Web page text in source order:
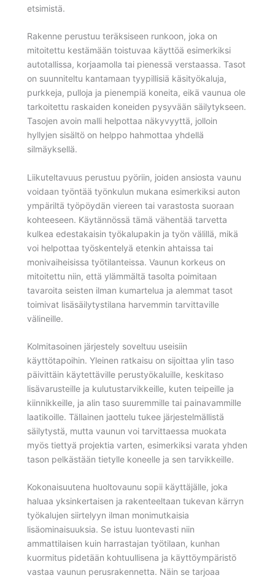
etsimistä.
Rakenne perustuu teräksiseen runkoon, joka on
mitoitettu kestämään toistuvaa käyttöä esimerkiksi
autotallissa, korjaamolla tai pienessä verstaassa. Tasot
on suunniteltu kantamaan tyypillisiä käsityökaluja,
purkkeja, pulloja ja pienempiä koneita, eikä vaunua ole
tarkoitettu raskaiden koneiden pysyvään säilytykseen.
Tasojen avoin malli helpottaa näkyvyyttä, jolloin
hyllyjen sisältö on helppo hahmottaa yhdellä
silmäyksellä.
Liikuteltavuus perustuu pyöriin, joiden ansiosta vaunu
voidaan työntää työnkulun mukana esimerkiksi auton
ympäriltä työpöydän viereen tai varastosta suoraan
kohteeseen. Käytännössä tämä vähentää tarvetta
kulkea edestakaisin työkalupakin ja työn välillä, mikä
voi helpottaa työskentelyä etenkin ahtaissa tai
monivaiheisissa työtilanteissa. Vaunun korkeus on
mitoitettu niin, että ylämmältä tasolta poimitaan
tavaroita seisten ilman kumartelua ja alemmat tasot
toimivat lisäsäilytystilana harvemmin tarvittaville
välineille.
Kolmitasoinen järjestely soveltuu useisiin
käyttötapoihin. Yleinen ratkaisu on sijoittaa ylin taso
päivittäin käytettäville perustyökaluille, keskitaso
lisävarusteille ja kulutustarvikkeille, kuten teipeille ja
kiinnikkeille, ja alin taso suuremmille tai painavammille
laatikoille. Tällainen jaottelu tukee järjestelmällistä
säilytystä, mutta vaunun voi tarvittaessa muokata
myös tiettyä projektia varten, esimerkiksi varata yhden
tason pelkästään tietylle koneelle ja sen tarvikkeille.
Kokonaisuutena huoltovaunu sopii käyttäjälle, joka
haluaa yksinkertaisen ja rakenteeltaan tukevan kärryn
työkalujen siirtelyyn ilman monimutkaisia
lisäominaisuuksia. Se istuu luontevasti niin
ammattilaisen kuin harrastajan työtilaan, kunhan
kuormitus pidetään kohtuullisena ja käyttöympäristö
vastaa vaunun perusrakennetta. Näin se tarjoaa